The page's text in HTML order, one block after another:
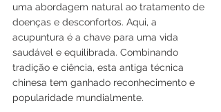
uma abordagem natural ao tratamento de
doenças e desconfortos. Aqui, a
acupuntura é a chave para uma vida
saudável e equilibrada. Combinando
tradição e ciência, esta antiga técnica
chinesa tem ganhado reconhecimento e
popularidade mundialmente.